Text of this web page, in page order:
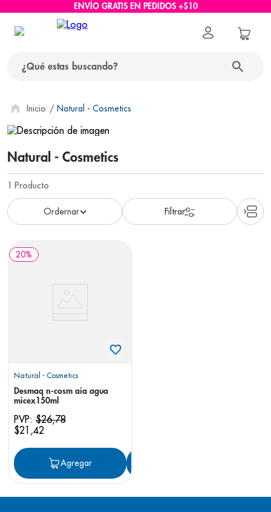
ENVÍO GRATIS EN PEDIDOS +$10
Natural - Cosmetics
Natural - Cosmetics
1 Producto
20%
Natural - Cosmetics
Desmaq n-cosm aia agua
micex150ml
PVP: $26,78
$21 ,42
Agregar
términos más buscados
1. protector solar
2. pañales
3
4. cerave
6. bioderma
7.
desodorante
pediasure